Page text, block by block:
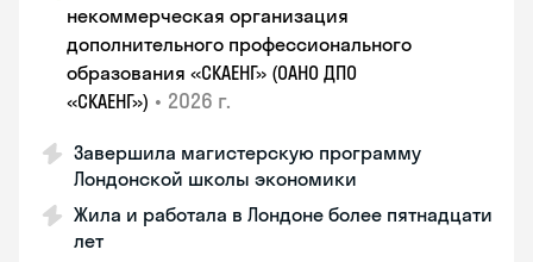
некоммерческая организация
дополнительного профессионального
образования «СКАЕНГ» (ОАНО ДПО
«СКАЕНГ») • 2026 г.
Завершила магистерскую программу
Лондонской школы экономики
Жила и работала в Лондоне более пятнадцати
лет